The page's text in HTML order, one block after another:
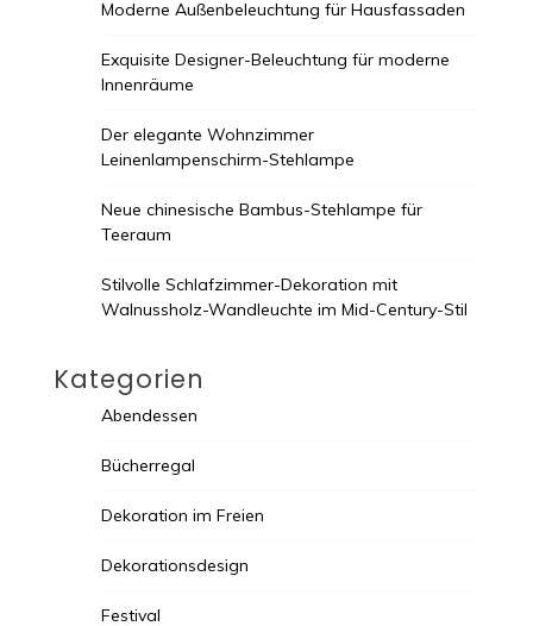
Moderne Außenbeleuchtung für Hausfassaden
Exquisite Designer-Beleuchtung für moderne
Innenräume
Der elegante Wohnzimmer
Leinenlampenschirm-Stehlampe
Neue chinesische Bambus-Stehlampe für
Teeraum
Stilvolle Schlafzimmer-Dekoration mit
Walnussholz-Wandleuchte im Mid-Century-Stil
Kategorien
Abendessen
Bücherregal
Dekoration im Freien
Dekorationsdesign
Festival